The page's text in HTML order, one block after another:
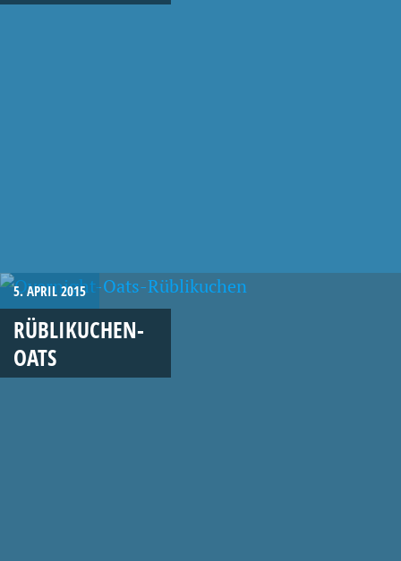
5. APRIL 2015
RÜBLIKUCHEN-
OATS